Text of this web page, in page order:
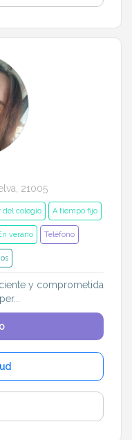
21005
del colegio A tiempo fijo
verano Teléfono
y comprometida